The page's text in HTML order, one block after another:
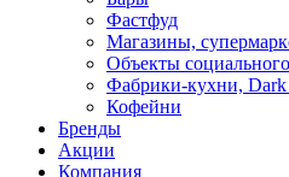
Фастфуд
Магазины,
Объекты
Фабрики-кухни, Dark
Кофейни
Бренды
Акции
Компания